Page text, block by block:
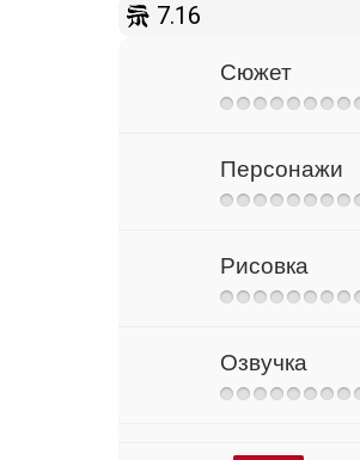
7.16
Сюжет
Персонажи
Рисовка
Озвучка